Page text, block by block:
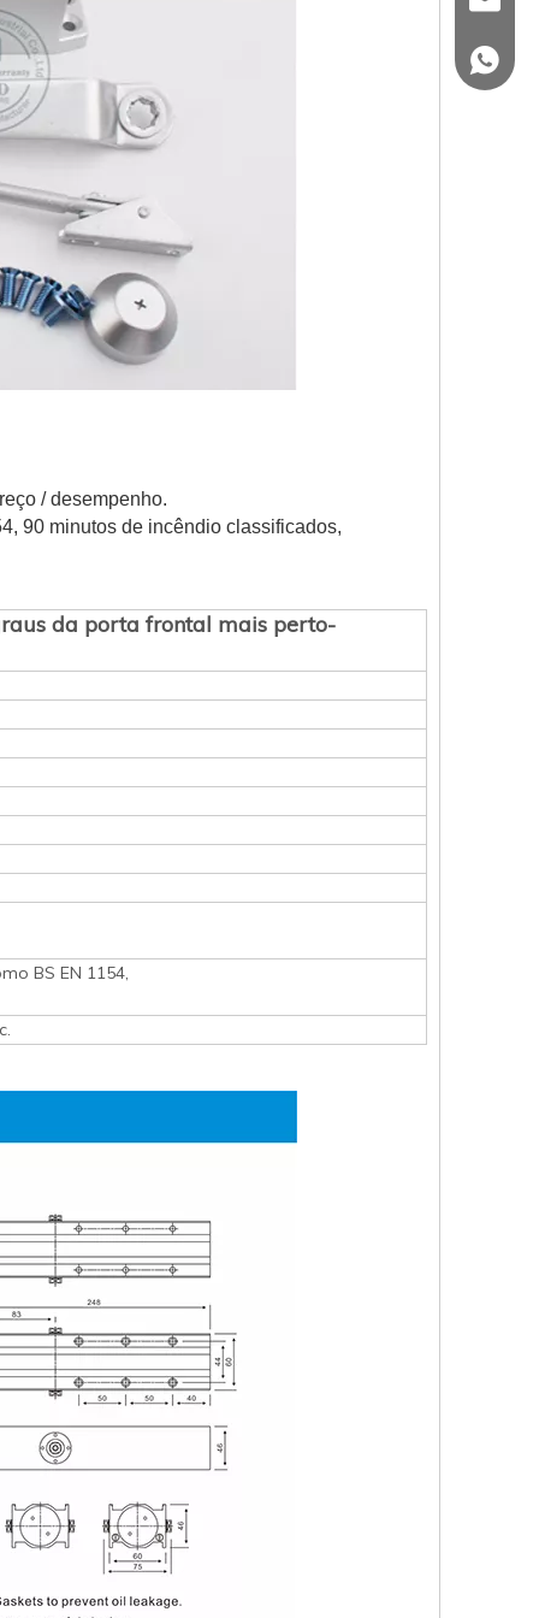
/ desempenho.
90 minutos de incêndio classificados,
da porta frontal mais perto-
BS EN 1154,
+86